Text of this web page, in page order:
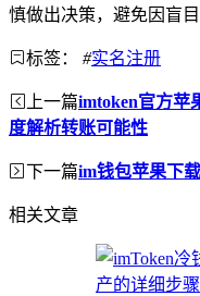
慎做出决策，避免因盲
标签： #实名注册
上一篇imtoken官方苹
度解析转账可能性
下一篇im钱包苹果下
相关文章